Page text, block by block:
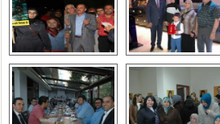
Gölbaşı GAZZE
İÇİN YÜRÜDÜ
Kaymakamlıktan
iftar yemeği